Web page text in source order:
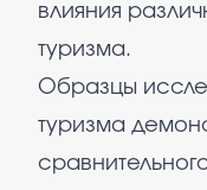
влияния
туризма.
Образцы
туризма